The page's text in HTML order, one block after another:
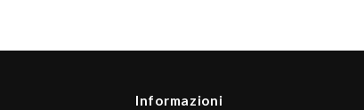
Informazioni